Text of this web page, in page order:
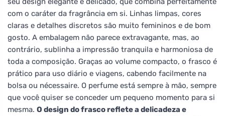
com o caráter da fragrância em si. Linhas limpas, cores
claras e detalhes discretos são muito femininos e de bom
gosto. A embalagem não parece extravagante, mas, ao
contrário, sublinha a impressão tranquila e harmoniosa de
toda a composição. Graças ao volume compacto, o frasco é
prático para uso diário e viagens, cabendo facilmente na
bolsa ou nécessaire. O perfume está sempre à mão, sempre
que você quiser se conceder um pequeno momento para si
mesma. O design do frasco reflete a delicadeza e